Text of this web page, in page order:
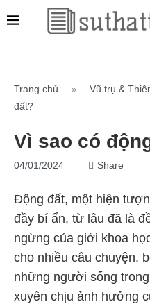
Trang chủ » Vũ trụ &
đất?
Vì sao có
04/01/2024 Share
Động đất, một hiện
đầy bí ẩn, từ lâu đã là
ngừng của giới khoa
cho nhiều câu chuyện,
những người sống
xuyên chịu ảnh hưởng